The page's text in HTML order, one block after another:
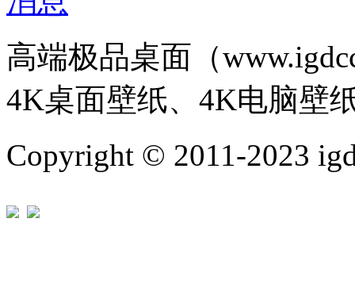
高端极品桌面（
4K桌面壁纸、4K电脑壁
Copyright © 2011-2023